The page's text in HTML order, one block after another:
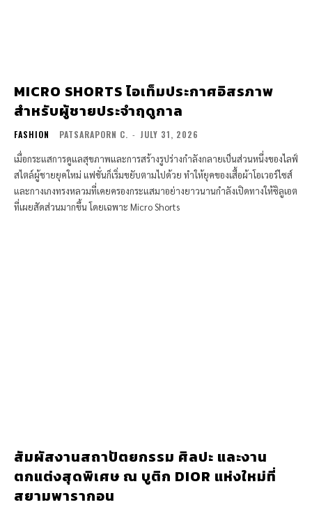
MICRO SHORTS ไอเท็มประกาศอิสรภาพ
สำหรับผู้ชายประจำฤดูกาล
FASHION PATSARAPORN C. - JULY 31, 2026
เมื่อกระแสการดูแลสุขภาพและการสร้างรูปร่างกำลังกลายเป็นส่วนหนึ่งของไลฟ์
สไตล์ผู้ชายยุคใหม่ แฟชั่นก็เริ่มขยับตามไปด้วย ทำให้ยุคของเสื้อผ้าโอเวอร์ไซส์
และกางเกงทรงหลวมที่เคยครองกระแสมาอย่างยาวนานกำลังเปิดทางให้ซิลูเอต
ที่เผยสัดส่วนมากขึ้น โดยเฉพาะ Micro Shorts
สัมผัสงานสถาปัตยกรรม ศิลปะ และงาน
ตกแต่งสุดพิเศษ ณ บูติก DIOR แห่งใหม่ที่
สยามพารากอน